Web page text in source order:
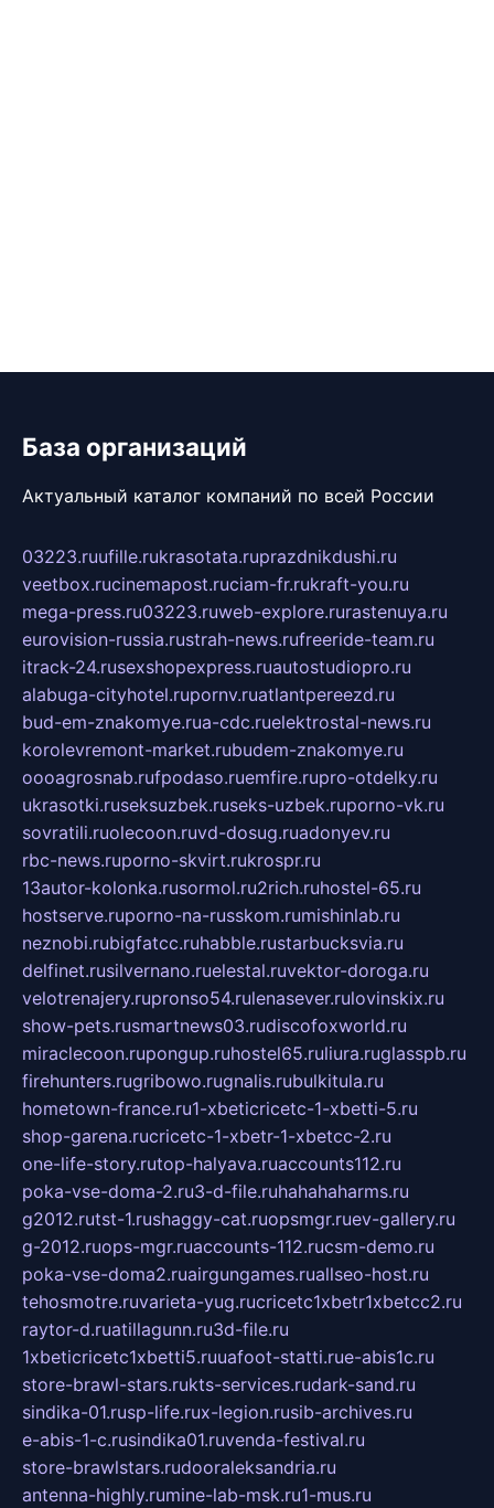
База организаций
Актуальный каталог компаний по всей России
03223.ruufille.rukrasotata.ruprazdnikdushi.ru
veetbox.rucinemapost.ruciam-fr.rukraft-you.ru
mega-press.ru03223.ruweb-explore.rurastenuya.ru
eurovision-russia.rustrah-news.rufreeride-team.ru
itrack-24.rusexshopexpress.ruautostudiopro.ru
alabuga-cityhotel.rupornv.ruatlantpereezd.ru
bud-em-znakomye.rua-cdc.ruelektrostal-news.ru
korolevremont-market.rubudem-znakomye.ru
oooagrosnab.rufpodaso.ruemfire.rupro-otdelky.ru
ukrasotki.ruseksuzbek.ruseks-uzbek.ruporno-vk.ru
sovratili.ruolecoon.ruvd-dosug.ruadonyev.ru
rbc-news.ruporno-skvirt.rukrospr.ru
13autor-kolonka.rusormol.ru2rich.ruhostel-65.ru
hostserve.ruporno-na-russkom.rumishinlab.ru
neznobi.rubigfatcc.ruhabble.rustarbucksvia.ru
delfinet.rusilvernano.ruelestal.ruvektor-doroga.ru
velotrenajery.rupronso54.rulenasever.rulovinskix.ru
show-pets.rusmartnews03.rudiscofoxworld.ru
miraclecoon.rupongup.ruhostel65.ruliura.ruglasspb.ru
firehunters.rugribowo.rugnalis.rubulkitula.ru
hometown-france.ru1-xbeticricetc-1-xbetti-5.ru
shop-garena.rucricetc-1-xbetr-1-xbetcc-2.ru
one-life-story.rutop-halyava.ruaccounts112.ru
poka-vse-doma-2.ru3-d-file.ruhahahaharms.ru
g2012.rutst-1.rushaggy-cat.ruopsmgr.ruev-gallery.ru
g-2012.ruops-mgr.ruaccounts-112.rucsm-demo.ru
poka-vse-doma2.ruairgungames.ruallseo-host.ru
tehosmotre.ruvarieta-yug.rucricetc1xbetr1xbetcc2.ru
raytor-d.ruatillagunn.ru3d-file.ru
1xbeticricetc1xbetti5.ruuafoot-statti.rue-abis1c.ru
store-brawl-stars.rukts-services.rudark-sand.ru
sindika-01.rusp-life.rux-legion.rusib-archives.ru
e-abis-1-c.rusindika01.ruvenda-festival.ru
store-brawlstars.rudooraleksandria.ru
antenna-highly.rumine-lab-msk.ru1-mus.ru